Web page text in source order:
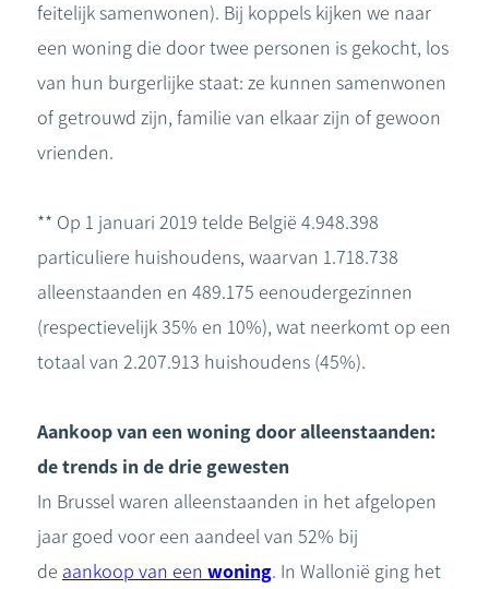
feitelijk samenwonen). Bij koppels kijken we naar
een woning die door twee personen is gekocht, los
van hun burgerlijke staat: ze kunnen samenwonen
of getrouwd zijn, familie van elkaar zijn of gewoon
vrienden.
** Op 1 januari 2019 telde België 4.948.398
particuliere huishoudens, waarvan 1.718.738
alleenstaanden en 489.175 eenoudergezinnen
(respectievelijk 35% en 10%), wat neerkomt op een
totaal van 2.207.913 huishoudens (45%).
Aankoop van een woning door alleenstaanden:
de trends in de drie gewesten
In Brussel waren alleenstaanden in het afgelopen
jaar goed voor een aandeel van 52% bij
de aankoop van een woning. In Wallonië ging het